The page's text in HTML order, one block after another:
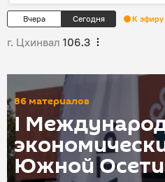
Вчера Сегодня К эфиру
г. Цхинвал 106.3
86 материалов
I
Южной